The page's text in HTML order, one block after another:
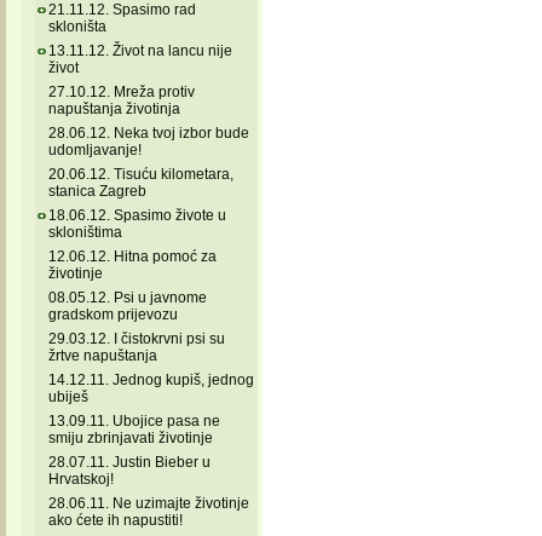
21.11.12. Spasimo rad
skloništa
13.11.12. Život na lancu nije
život
27.10.12. Mreža protiv
napuštanja životinja
28.06.12. Neka tvoj izbor bude
udomljavanje!
20.06.12. Tisuću kilometara,
stanica Zagreb
18.06.12. Spasimo živote u
skloništima
12.06.12. Hitna pomoć za
životinje
08.05.12. Psi u javnome
gradskom prijevozu
29.03.12. I čistokrvni psi su
žrtve napuštanja
14.12.11. Jednog kupiš, jednog
ubiješ
13.09.11. Ubojice pasa ne
smiju zbrinjavati životinje
28.07.11. Justin Bieber u
Hrvatskoj!
28.06.11. Ne uzimajte životinje
ako ćete ih napustiti!